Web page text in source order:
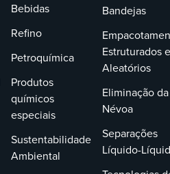
Bebidas
Refino
Petroquímica
Produtos
químicos
especiais
Sustentabilidade
Ambiental
Bandejas
Estruturados e
Aleatórios
Eliminação da
Névoa
Separações
Líquido-